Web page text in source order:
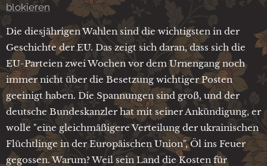
blokieren
Die diesjährigen Wahlen sind die wichtigsten in der
Geschichte der EU. Das zeigt sich daran, dass sich die
EU-Parteien zwei Wochen vor dem Urnengang noch
immer nicht über die Besetzung wichtiger Posten
geeinigt haben. Die Spannungen sind groß, und der
deutsche Bundeskanzler hat mit seiner Ankündigung, er
wolle "eine gleichmäßigere Verteilung der ukrainischen
Flüchtlinge in der Europäischen Union", Öl ins Feuer
gegossen. Warum? Weil sein Land die Kosten für